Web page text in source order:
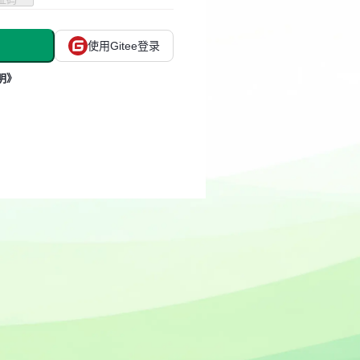
使用Gitee登录
》